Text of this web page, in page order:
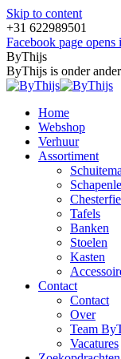
Skip to content
+31 622989501
Facebook page
ByThijs
ByThijs is onder
Home
Webshop
Verhuur
Assortiment
Tafels
Banken
Stoelen
Kasten
Contact
Contact
Over
Team
Vacatures